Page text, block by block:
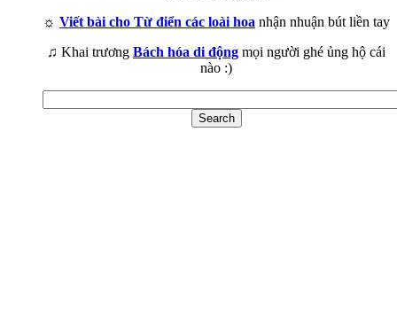
☼ Viết bài cho Từ điển các loài hoa nhận nhuận bút liền tay
♫ Khai trương Bách hóa di động mọi người ghé ủng hộ cái
nào :)